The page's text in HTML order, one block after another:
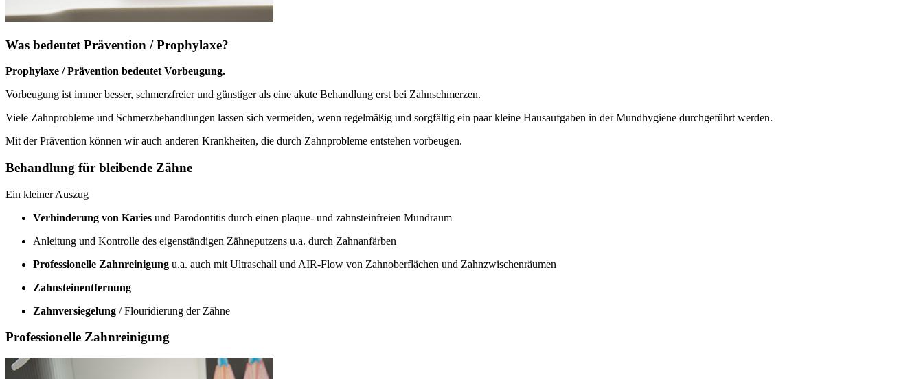
Was bedeutet Prävention / Prophylaxe?
Prophylaxe / Prävention bedeutet Vorbeugung.
Vorbeugung ist immer besser, schmerzfreier und günstiger als eine akute Behandlung erst bei Zahnschmerzen.
Viele Zahnprobleme und Schmerzbehandlungen lassen sich vermeiden, wenn regelmäßig und sorgfältig ein paar kleine Hausaufgaben in der Mundhygiene durchgeführt werden.
Mit der Prävention können wir auch anderen Krankheiten, die durch Zahnprobleme entstehen vorbeugen.
Behandlung für bleibende Zähne
Ein kleiner Auszug
Verhinderung von Karies und Parodontitis durch einen plaque- und zahnsteinfreien Mundraum
Anleitung und Kontrolle des eigenständigen Zähneputzens u.a. durch Zahnanfärben
Professionelle Zahnreinigung u.a. auch mit Ultraschall und AIR-Flow von Zahnoberflächen und Zahnzwischenräumen
Zahnsteinentfernung
Zahnversiegelung / Flouridierung der Zähne
Professionelle Zahnreinigung